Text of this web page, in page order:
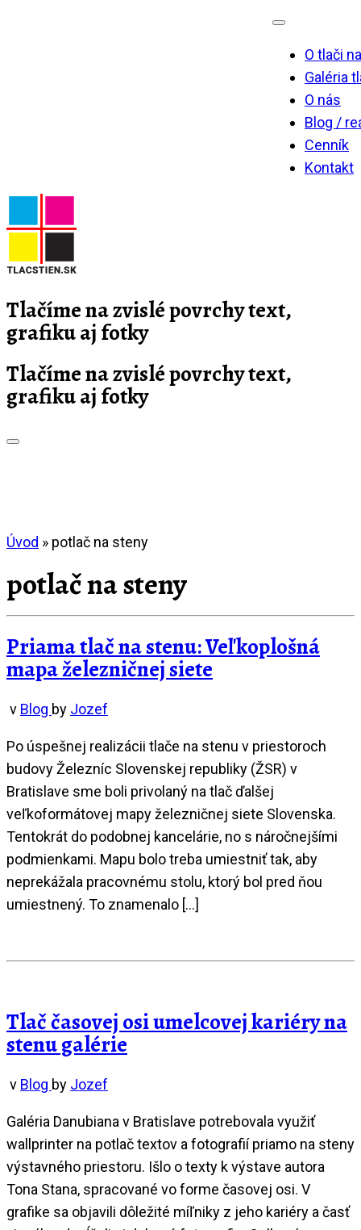
O tlači
Galéria
O nás
Blog /
Cenník
Kontakt
Tlačíme na zvislé povrchy text,
grafiku aj fotky
Tlačíme na zvislé povrchy text,
grafiku aj fotky
Úvod » potlač na steny
potlač na steny
Priama tlač na stenu: Veľkoplošná
mapa železničnej siete
v Blog by Jozef
Po úspešnej realizácii tlače na stenu v priestoroch
budovy Železníc Slovenskej republiky (ŽSR) v
Bratislave sme boli privolaný na tlač ďalšej
veľkoformátovej mapy železničnej siete Slovenska.
Tentokrát do podobnej kancelárie, no s náročnejšími
podmienkami. Mapu bolo treba umiestniť tak, aby
neprekážala pracovnému stolu, ktorý bol pred ňou
umiestnený. To znamenalo […]
Tlač časovej osi umelcovej kariéry na
stenu galérie
v Blog by Jozef
Galéria Danubiana v Bratislave potrebovala využiť
wallprinter na potlač textov a fotografií priamo na steny
výstavného priestoru. Išlo o texty k výstave autora
Tona Stana, spracované vo forme časovej osi. V
grafike sa objavili dôležité míľniky z jeho kariéry a časť